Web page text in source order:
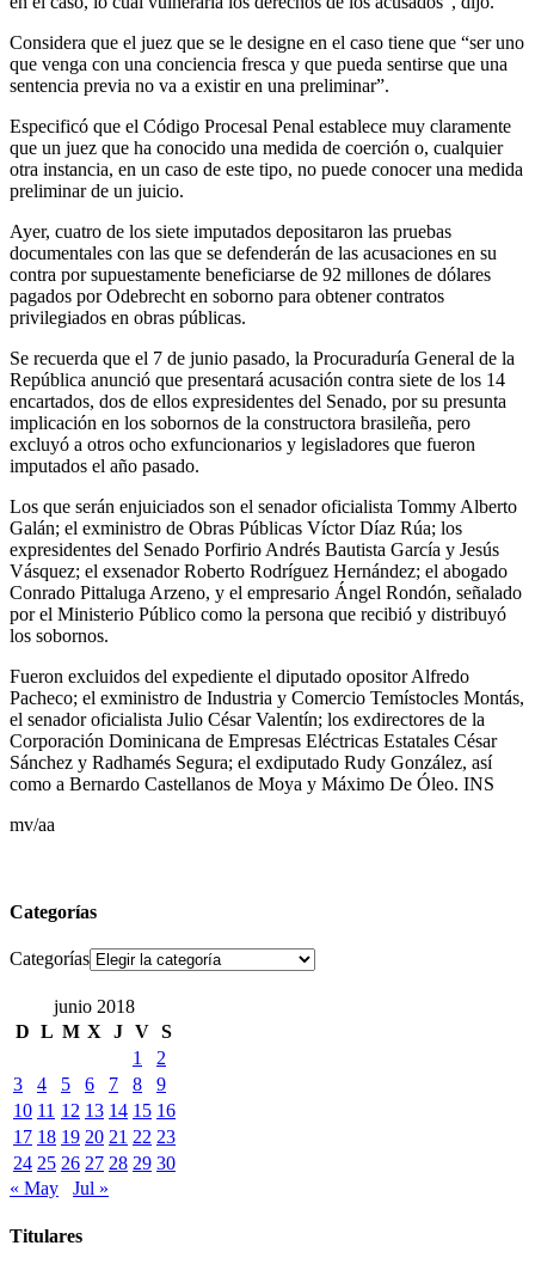
Considera que el juez que se le designe en el caso tiene que “ser uno
que venga con una conciencia fresca y que pueda sentirse que una
sentencia previa no va a existir en una preliminar”.
Especificó que el Código Procesal Penal establece muy claramente
que un juez que ha conocido una medida de coerción o, cualquier
otra instancia, en un caso de este tipo, no puede conocer una medida
preliminar de un juicio.
Ayer, cuatro de los siete imputados depositaron las pruebas
documentales con las que se defenderán de las acusaciones en su
contra por supuestamente beneficiarse de 92 millones de dólares
pagados por Odebrecht en soborno para obtener contratos
privilegiados en obras públicas.
Se recuerda que el 7 de junio pasado, la Procuraduría General de la
República anunció que presentará acusación contra siete de los 14
encartados, dos de ellos expresidentes del Senado, por su presunta
implicación en los sobornos de la constructora brasileña, pero
excluyó a otros ocho exfuncionarios y legisladores que fueron
imputados el año pasado.
Los que serán enjuiciados son el senador oficialista Tommy Alberto
Galán; el exministro de Obras Públicas Víctor Díaz Rúa; los
expresidentes del Senado Porfirio Andrés Bautista García y Jesús
Vásquez; el exsenador Roberto Rodríguez Hernández; el abogado
Conrado Pittaluga Arzeno, y el empresario Ángel Rondón, señalado
por el Ministerio Público como la persona que recibió y distribuyó
los sobornos.
Fueron excluidos del expediente el diputado opositor Alfredo
Pacheco; el exministro de Industria y Comercio Temístocles Montás,
el senador oficialista Julio César Valentín; los exdirectores de la
Corporación Dominicana de Empresas Eléctricas Estatales César
Sánchez y Radhamés Segura; el exdiputado Rudy González, así
como a Bernardo Castellanos de Moya y Máximo De Óleo. INS
mv/aa
Categorías
Categorías
junio 2018
D L M X J V S
1
2
3
4 5 6 7 8
9
10 11 12 13 14 15 16
17 18 19 20 21 22 23
24 25 26 27 28 29 30
« May
Jul »
Titulares